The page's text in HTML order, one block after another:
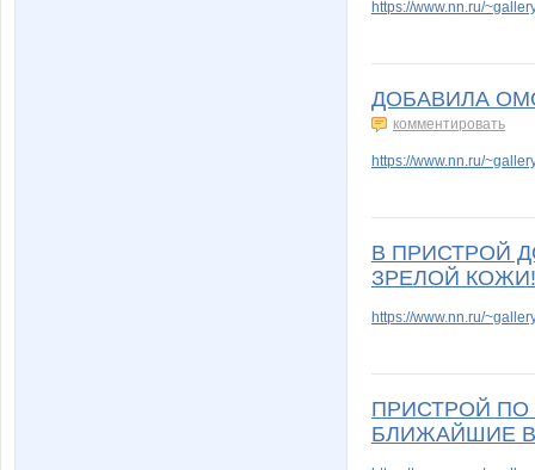
https://www.nn.ru/
ДОБАВИЛА
комментировать
https://www.nn.ru/
В ПРИСТРОЙ
ЗРЕЛОЙ
https://www.nn.ru/
ПРИСТРОЙ
БЛИЖАЙШИЕ